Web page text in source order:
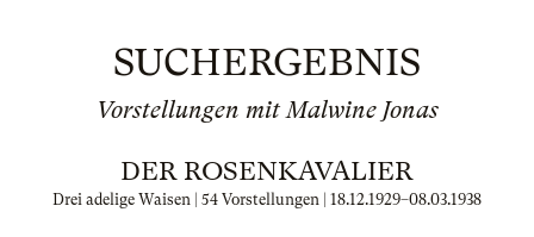
SUCHERGEBNIS
Vorstellungen mit Malwine Jonas
DER ROSENKAVALIER
Drei adelige Waisen | 54 Vorstellungen | 18.12.1929–08.03.1938